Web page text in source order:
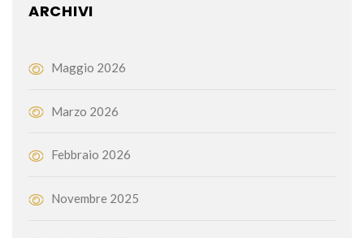
ARCHIVI
Maggio 2026
Marzo 2026
Febbraio 2026
Novembre 2025